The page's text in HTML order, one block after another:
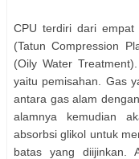
CPU terdiri dari
(Tatun Compression
(Oily Water
yaitu pemisahan. Gas
antara gas alam
alamnya kemudian
absorbsi glikol untuk
batas yang diijinkan.